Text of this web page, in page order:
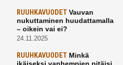
RUUHKAVUODETVauvan
nukuttaminen huudattamalla
– oikein vai ei?
24.11.2025
RUUHKAVUODETMinkä